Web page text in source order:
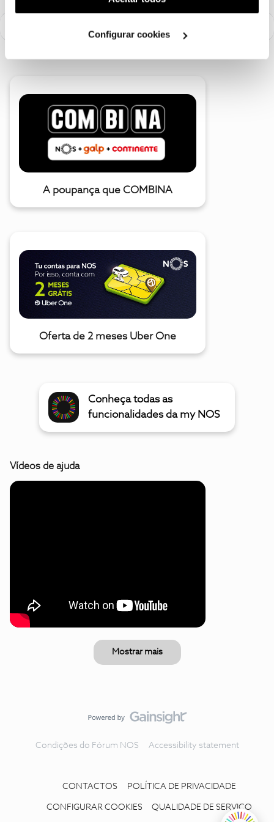
utilização dos cookies clicando em "Configurar
Configurar cookies
A poupança que COMBINA
Oferta de 2 meses Uber One
Conheça todas as
funcionalidades da my NOS
Vídeos de ajuda
Mostrar mais
Condições do Fórum NOS Accessibility statement
CONTACTOS POLÍTICA DE PRIVACIDADE
CONFIGURAR COOKIES QUALIDADE DE SERVIÇO